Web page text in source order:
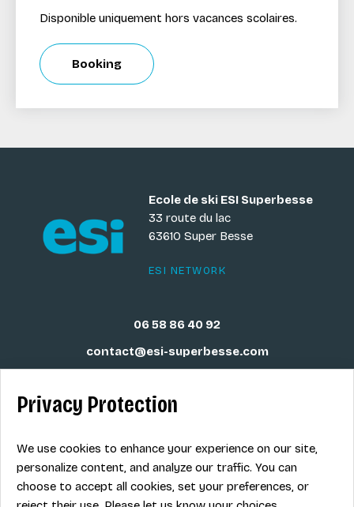
Disponible uniquement hors vacances scolaires.
Booking
Ecole de ski ESI Superbesse
33 route du lac
63610 Super Besse
ESI NETWORK
06 58 86 40 92
contact@esi-superbesse.com
Legal info
Term of sales
Contact
Privacy Protection
We use cookies to enhance your experience on our site,
personalize content, and analyze our traffic. You can
choose to accept all cookies, set your preferences, or